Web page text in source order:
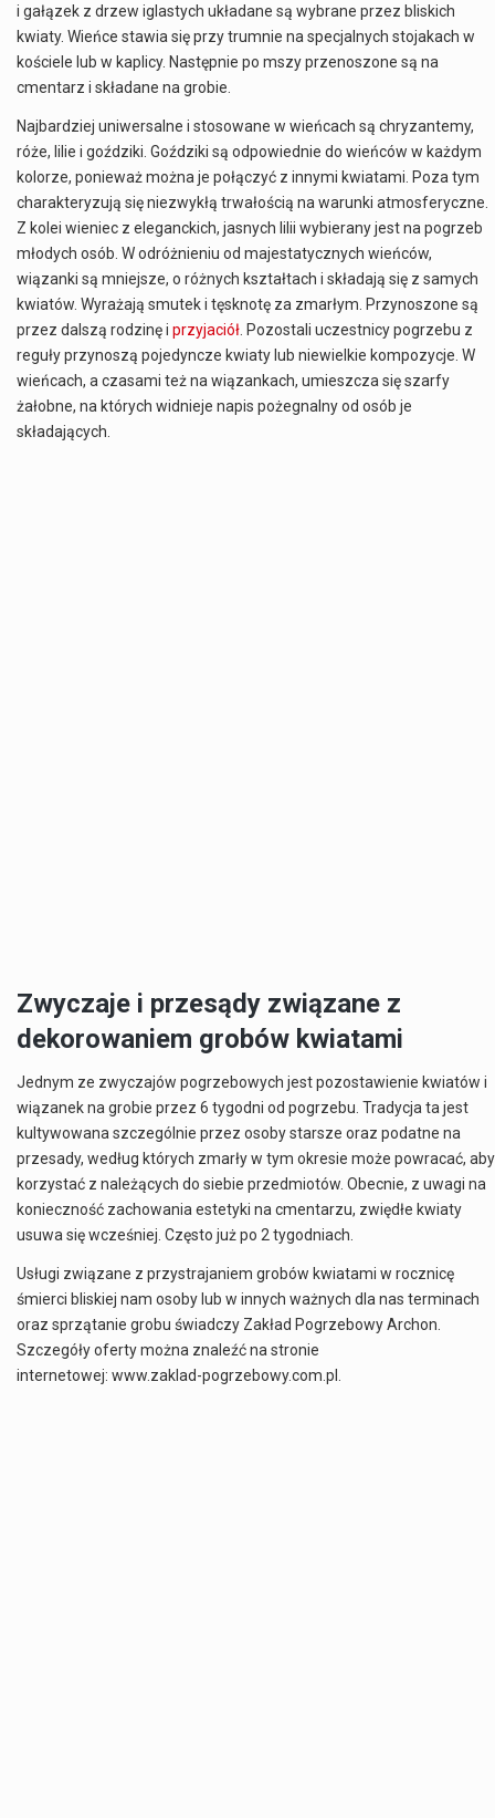
i gałązek z drzew iglastych układane są wybrane przez bliskich
kwiaty. Wieńce stawia się przy trumnie na specjalnych stojakach w
kościele lub w kaplicy. Następnie po mszy przenoszone są na
cmentarz i składane na grobie.
Najbardziej uniwersalne i stosowane w wieńcach są chryzantemy,
róże, lilie i goździki. Goździki są odpowiednie do wieńców w każdym
kolorze, ponieważ można je połączyć z innymi kwiatami. Poza tym
charakteryzują się niezwykłą trwałością na warunki atmosferyczne.
Z kolei wieniec z eleganckich, jasnych lilii wybierany jest na pogrzeb
młodych osób. W odróżnieniu od majestatycznych wieńców,
wiązanki są mniejsze, o różnych kształtach i składają się z samych
kwiatów. Wyrażają smutek i tęsknotę za zmarłym. Przynoszone są
przez dalszą rodzinę i przyjaciół. Pozostali uczestnicy pogrzebu z
reguły przynoszą pojedyncze kwiaty lub niewielkie kompozycje. W
wieńcach, a czasami też na wiązankach, umieszcza się szarfy
żałobne, na których widnieje napis pożegnalny od osób je
składających.
Zwyczaje i przesądy związane z
dekorowaniem grobów kwiatami
Jednym ze zwyczajów pogrzebowych jest pozostawienie kwiatów i
wiązanek na grobie przez 6 tygodni od pogrzebu. Tradycja ta jest
kultywowana szczególnie przez osoby starsze oraz podatne na
przesady, według których zmarły w tym okresie może powracać, aby
korzystać z należących do siebie przedmiotów. Obecnie, z uwagi na
konieczność zachowania estetyki na cmentarzu, zwiędłe kwiaty
usuwa się wcześniej. Często już po 2 tygodniach.
Usługi związane z przystrajaniem grobów kwiatami w rocznicę
śmierci bliskiej nam osoby lub w innych ważnych dla nas terminach
oraz sprzątanie grobu świadczy Zakład Pogrzebowy Archon.
Szczegóły oferty można znaleźć na stronie
internetowej: www.zaklad-pogrzebowy.com.pl.